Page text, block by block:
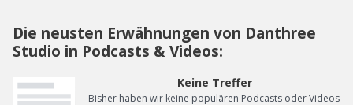
Die neusten Erwähnungen von Danthree
Studio in Podcasts & Videos:
Keine Treffer
Bisher haben wir keine populären Podcasts oder Videos